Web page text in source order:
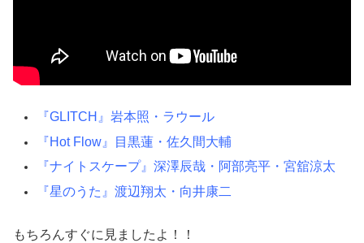
『GLITCH』岩本照・ラウール
『Hot Flow』目黒蓮・佐久間大輔
『ナイトスケープ』深澤辰哉・阿部亮平・宮舘涼太
『星のうた』渡辺翔太・向井康二
もちろんすぐに見ましたよ！！